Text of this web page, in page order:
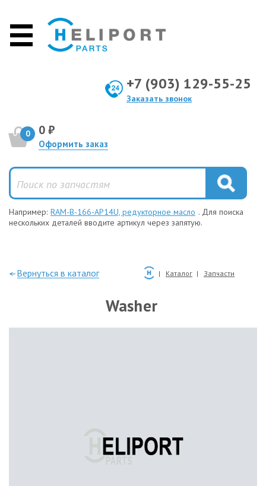
+7 (903) 129-55-25
Заказать звонок
0 0 ₽
Оформить заказ
Например: RAM-B-166-AP14U, редукторное масло . Для поиска
нескольких деталей вводите артикул через запятую.
—Вернуться в каталог Каталог Запчасти
Washer